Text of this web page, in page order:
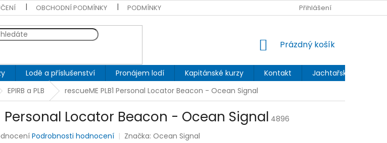
OBCHODNÍ PODMÍNKY PODMÍNKY OCHRANY OSOBNÍCH ÚDAJŮ Přihlášení
NÁKUPNÍ
Prázdný košík
Lodě a příslušenství Pronájem lodí Kapitánské kurzy Kontakt
Jachtařský blog
EPIRB a PLB rescueME PLB1 Personal Locator Beacon - Ocean Signal
Personal Locator Beacon - Ocean Signal 4896
Podrobnosti hodnocení Značka: Ocean Signal